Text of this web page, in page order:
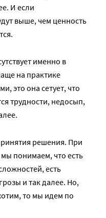
И если
выше, чем ценность
именно в
на практике
это она сетует, что
трудности, недосып,
решения. При
понимаем, что есть
есть
и так далее. Но,
то мы идем по